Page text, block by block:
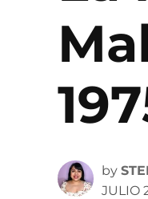
by
JULIO